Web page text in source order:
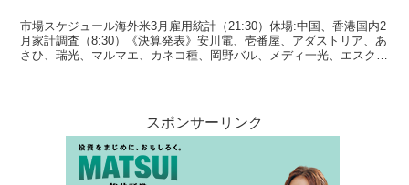
市場スケジュール海外米3月雇用統計（21:30）休場:中国、香港国内2
月家計調査（8:30）《決算発表》安川電、壱番屋、アダストリア、あ
さひ、瑞光、マルマエ、カネコ種、岡野バル、メディ一光、エスクロ
スポンサーリンク